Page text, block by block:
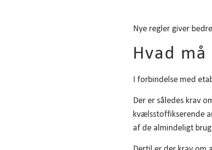
Nye regler giver
Hvad må
I forbindelse med
Der er således krav
kvælsstoffikserende
af de almindeligt